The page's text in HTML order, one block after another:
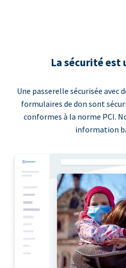
La sécurité est
Une passerelle sécurisée avec
formulaires de don sont
conformes à la norme PCI.
information